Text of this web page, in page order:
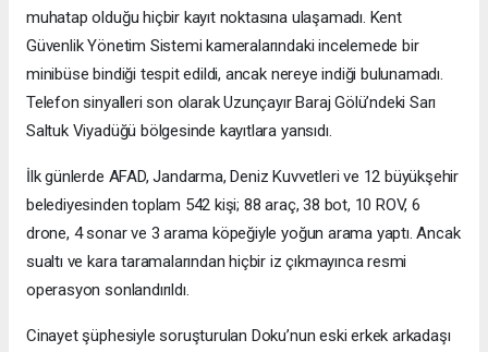
muhatap olduğu hiçbir kayıt noktasına ulaşamadı. Kent
Güvenlik Yönetim Sistemi kameralarındaki incelemede bir
minibüse bindiği tespit edildi, ancak nereye indiği bulunamadı.
Telefon sinyalleri son olarak Uzunçayır Baraj Gölü’ndeki Sarı
Saltuk Viyadüğü bölgesinde kayıtlara yansıdı.
İlk günlerde AFAD, Jandarma, Deniz Kuvvetleri ve 12 büyükşehir
belediyesinden toplam 542 kişi; 88 araç, 38 bot, 10 ROV, 6
drone, 4 sonar ve 3 arama köpeğiyle yoğun arama yaptı. Ancak
sualtı ve kara taramalarından hiçbir iz çıkmayınca resmi
operasyon sonlandırıldı.
Cinayet şüphesiyle soruşturulan Doku’nun eski erkek arkadaşı